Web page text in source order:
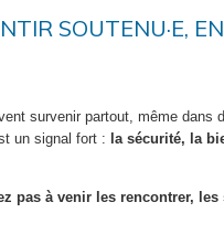
SOUTENU·E,
survenir partout, même dans
un signal fort : la sécurité, la
pas à venir les rencontrer,